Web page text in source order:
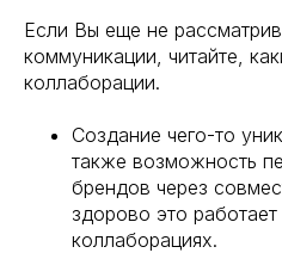
Если Вы еще не
коммуникации, читайте,
коллаборации.
Создание чего-то
также возможность
брендов через
здорово это
коллаборациях.